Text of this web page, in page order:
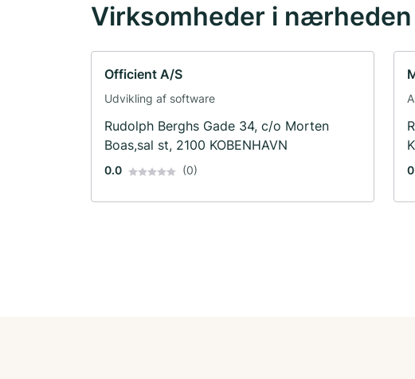
Virksomheder i nærheden
Officient A/S
Udvikling af software
Rudolph Berghs Gade 34, c/o Morten
Boas,sal st, 2100 KOBENHAVN
0.0 (0)